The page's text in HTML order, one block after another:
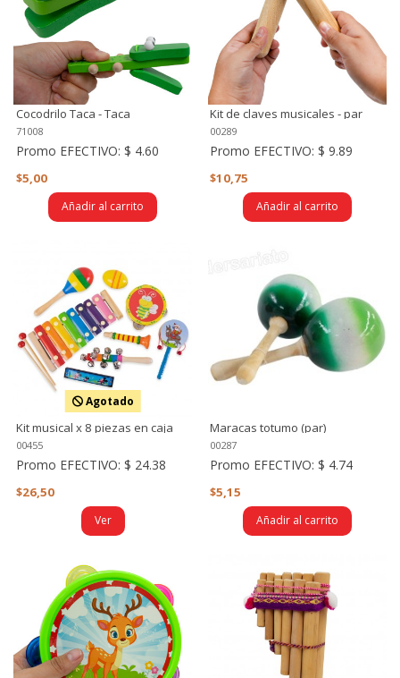
Cocodrilo Taca - Taca
71008
Promo EFECTIVO: $ 4.60
$5,00
Añadir al carrito
Kit de claves musicales - par
00289
Promo EFECTIVO:$ 9.89
$10,75
Añadir al carrito
Agotado
Kit musical x 8 piezas en caja
00455
Promo EFECTIVO: $ 24.38
$26,50
Ver
Maracas totumo (par)
00287
Promo EFECTIVO:$ 4.74
$5,15
Añadir al carrito